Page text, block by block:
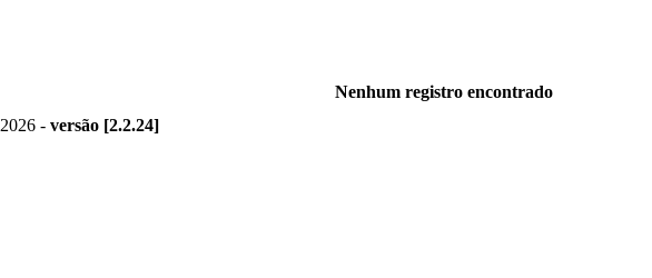
Nenhum registro encontrado
2026 - versão [2.2.24]